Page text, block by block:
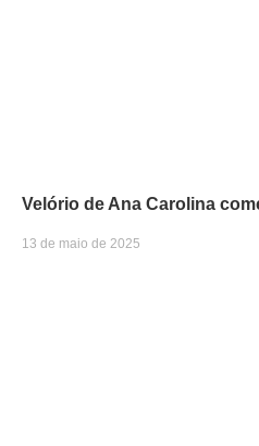
Velório de Ana Carolina
13 de maio de 2025